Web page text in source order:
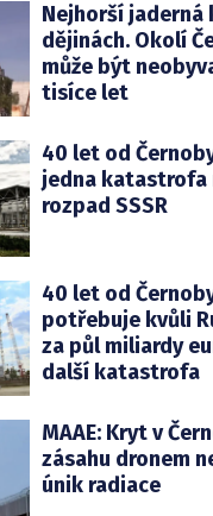
Nejhorší
dějinách. Okolí
může být
tisíce let
40 let od
jedna katastrofa
rozpad SSSR
40 let od
potřebuje kvůli
za půl miliardy
další katastrofa
MAAE: Kryt v
zásahu dronem
únik radiace